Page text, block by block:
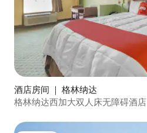
酒店房间 ｜ 格林纳达
格林纳达西加大双人床无障碍酒店